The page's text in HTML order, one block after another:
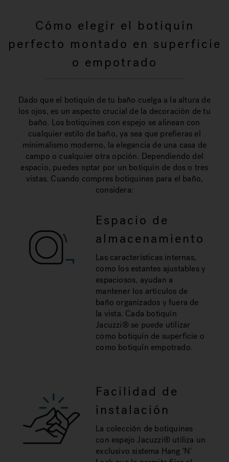
Cómo elegir el botiquín
perfecto montado en superficie
o empotrado
Dado que el botiquín de tu baño cuelga a la altura de
los ojos, es un aspecto crucial de la decoración de tu
baño. Los botiquines con espejo se alinean con
cualquier estilo de baño, ya sea que prefieras el
minimalismo moderno, la elegancia de una casa de
campo o cualquier otra opción. Dependiendo del
espacio, puedes optar por un botiquín de dos o tres
vistas. Cuando compres botiquines para el baño,
considera:
Espacio de
almacenamiento
Las características internas,
como los estantes ajustables y
espaciosos, ayudan a
mantener los artículos de
baño organizados y fuera de
la vista. Cada botiquín
Jacuzzi® se puede utilizar
como botiquín de superficie o
como botiquín empotrado.
Facilidad de
instalación
La colección de botiquines
con espejo Jacuzzi® utiliza un
exclusivo sistema Hang 'N'